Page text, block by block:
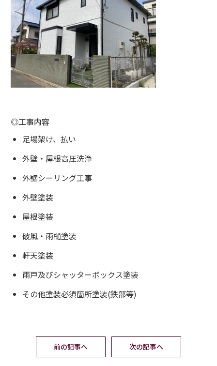
◎工事内容
足場架け、払い
外壁・屋根高圧洗浄
外壁シーリング工事
外壁塗装
屋根塗装
破風・雨樋塗装
軒天塗装
雨戸及びシャッターボックス塗装
その他塗装必須箇所塗装(鉄部等)
前の記事へ 次の記事へ